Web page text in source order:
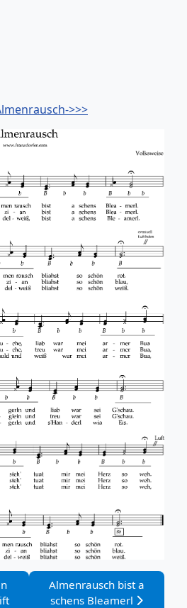
>>>
Sah ein Knab ein Roeslein-
Nächster Beitrag:
Almenrausch bist a
schens Bleamerl